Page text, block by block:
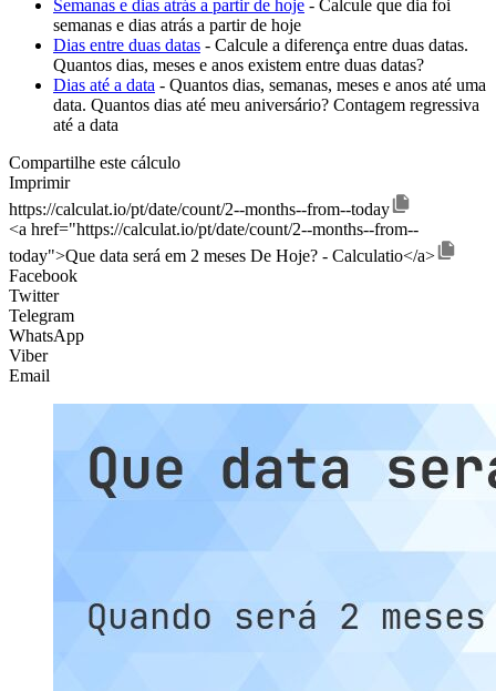
Semanas e dias atrás a partir de hoje - Calcule que dia foi
semanas e dias atrás a partir de hoje
Dias entre duas datas - Calcule a diferença entre duas datas.
Quantos dias, meses e anos existem entre duas datas?
Dias até a data - Quantos dias, semanas, meses e anos até uma
data. Quantos dias até meu aniversário? Contagem regressiva
até a data
Compartilhe este cálculo
Imprimir
https://calculat.io/pt/date/count/2--months--from--today
<a href="https://calculat.io/pt/date/count/2--months--from--
today">Que data será em 2 meses De Hoje? - Calculatio</a>
Facebook
Twitter
Telegram
WhatsApp
Viber
Email